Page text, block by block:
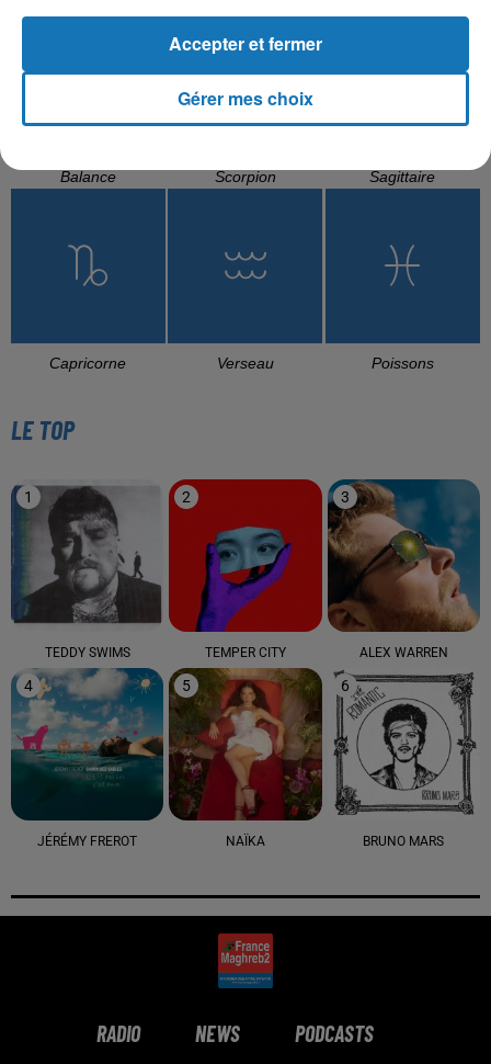
Balance Scorpion Sagittaire
Capricorne Verseau Poissons
LE TOP
1
TEDDY SWIMS
2
TEMPER CITY
3
ALEX WARREN
4
JÉRÉMY FREROT
5
NAÏKA
6
BRUNO MARS
RADIO NEWS PODCASTS
Gérer mes choix
Accepter et fermer